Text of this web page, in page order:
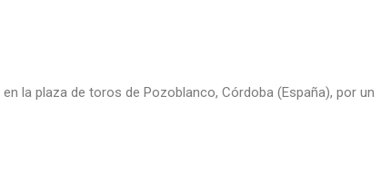
la plaza de toros de Pozoblanco, Córdoba (España), por un